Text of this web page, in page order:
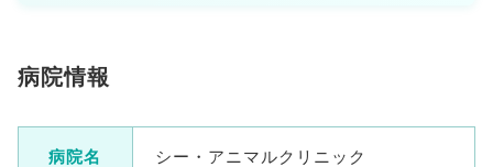
病院情報
病院名 シー・アニマルクリニック